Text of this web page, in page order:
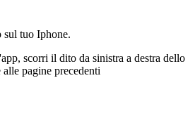
sul tuo Iphone.
scorri il dito da sinistra a destra dello
pagine precedenti